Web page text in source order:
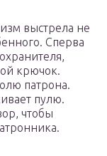
выстрела не
Сперва
крючок.
патрона.
пулю.
чтобы